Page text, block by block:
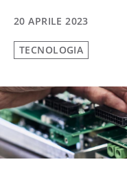
20 APRILE 2023
TECNOLOGIA